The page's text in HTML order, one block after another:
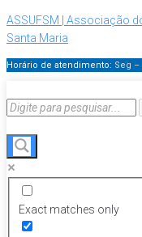
ASSUFSM | Associação
Santa Maria
Horário de atendimento: Seg –
Exact matches only